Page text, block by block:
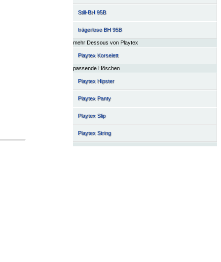
Still-BH 95B
trägerlose BH 95B
mehr Dessous von Playtex
Playtex Korselett
passende Höschen
Playtex Hipster
Playtex Panty
Playtex Slip
Playtex String